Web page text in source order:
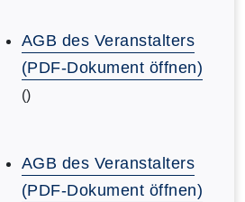
AGB des Veranstalters
(PDF-Dokument öffnen)
()
AGB des Veranstalters
(PDF-Dokument öffnen)